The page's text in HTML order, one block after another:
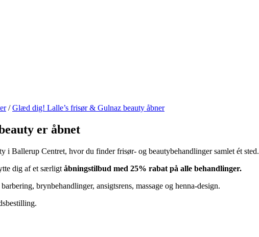
/Glæd dig! Lalle’s frisør & Gulnaz beauty åbner
er åbnet
i Ballerup Centret, hvor du finder frisør- og beautybehandlinger samlet ét sted.
dig af et særligt åbningstilbud med 25% rabat på alle behandlinger.
brynbehandlinger, ansigtsrens, massage og henna-design.